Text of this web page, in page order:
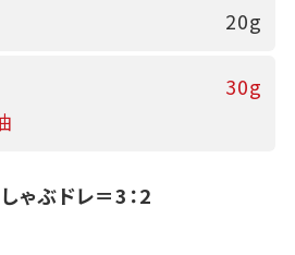
20g
30g
ゃぶドレ＝3：2